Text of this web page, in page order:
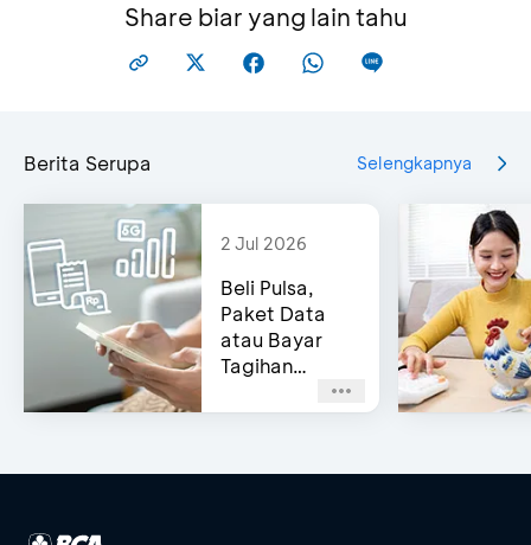
Setujui syarat & ketentuan dengan klik centang
biru, lalu pilih ‘Lanjut’
Masukkan PIN untuk konfirmasi aktivasi
Share biar yang lain tahu
Berita Serupa Selengkapnya
2 Jul 2026
Beli Pulsa,
Paket Data
atau Bayar
Tagihan
Pascabayar?
Bisa di e-